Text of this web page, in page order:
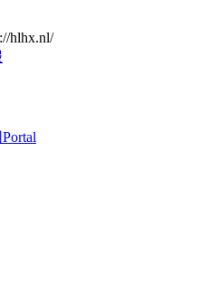
Portal
hlhx.nl/